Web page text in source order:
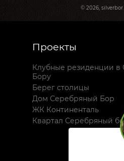
Проекты
Клубные резиденции в
Бору
Берег столицы
Дом Серебряный Бор
ЖК Континенталь
Квартал Серебряный
© 2026,